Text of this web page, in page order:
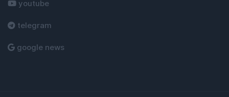
youtube
telegram
google news